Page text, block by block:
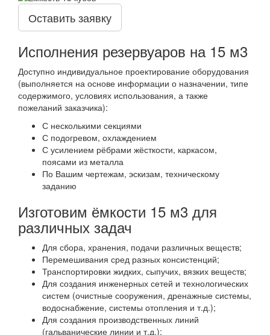
Оставить заявку
Исполнения резервуаров на 15 м3
Доступно индивидуальное проектирование оборудования
(выполняется на основе информации о назначении, типе
содержимого, условиях использования, а также
пожеланий заказчика):
С несколькими секциями
С подогревом, охлаждением
С усилением рёбрами жёсткости, каркасом,
поясами из металла
По Вашим чертежам, эскизам, техническому
заданию
Изготовим ёмкости 15 м3 для
различных задач
Для сбора, хранения, подачи различных веществ;
Перемешивания сред разных консистенций;
Транспортировки жидких, сыпучих, вязких веществ;
Для создания инженерных сетей и технологических
систем (очистные сооружения, дренажные системы,
водоснабжение, системы отопления и т.д.);
Для создания производственных линий
(гальванические линии и т.д.);